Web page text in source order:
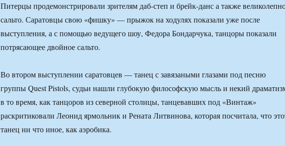
Питерцы продемонстрировали зрителям даб-степ и брейк-данс а также
сальто. Саратовцы свою «фишку» — прыжок на ходулях показали уже после
выступления, а с помощью ведущего шоу, Федора Бондарчука, танцоры показали
потрясающее двойное сальто.
Во втором выступлении саратовцев — танец с завязаными глазами под песню
группы Quest Pistols, судьи нашли глубокую философскую мысль и некий
в то время, как танцоров из северной столицы, танцевавших под «Винтаж»
раскритиковали Леонид ярмольник и Рената Литвинова, которая посчитала, что
танец ни что иное, как аэробика.